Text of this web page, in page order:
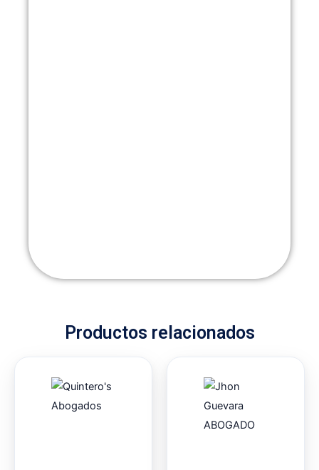
Productos relacionados